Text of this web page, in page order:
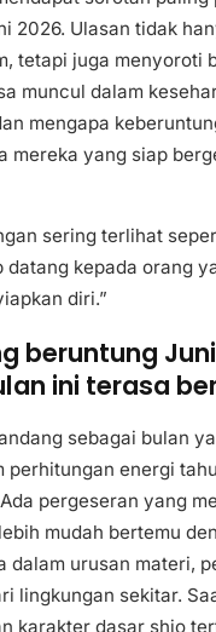
2026. Ulasan tidak
tetapi juga menyoroti
muncul dalam
mengapa
mereka yang siap
sering terlihat
datang kepada orang
diri.”
beruntung
ini terasa
sebagai bulan
perhitungan energi
pergeseran yang
mudah bertemu
dalam urusan materi,
lingkungan sekitar.
karakter dasar shio